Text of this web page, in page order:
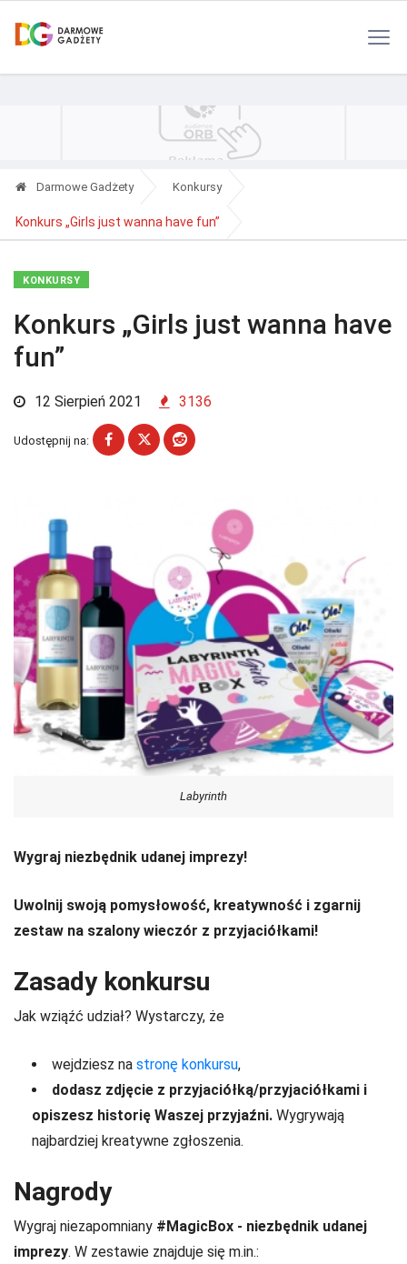
Darmowe Gadżety Konkursy
Konkurs „Girls just wanna have fun”
KONKURSY
Konkurs „Girls just wanna have
fun”
12 Sierpień 2021 3136
Udostępnij na:
Labyrinth
Wygraj niezbędnik udanej imprezy!
Uwolnij swoją pomysłowość, kreatywność i zgarnij
zestaw na szalony wieczór z przyjaciółkami!
Zasady konkursu
Jak wziąźć udział? Wystarczy, że
wejdziesz na stronę konkursu,
dodasz zdjęcie z przyjaciółką/przyjaciółkami i
opiszesz historię Waszej przyjaźni. Wygrywają
najbardziej kreatywne zgłoszenia.
Nagrody
Wygraj niezapomniany #MagicBox - niezbędnik udanej
imprezy. W zestawie znajduje się m.in.: